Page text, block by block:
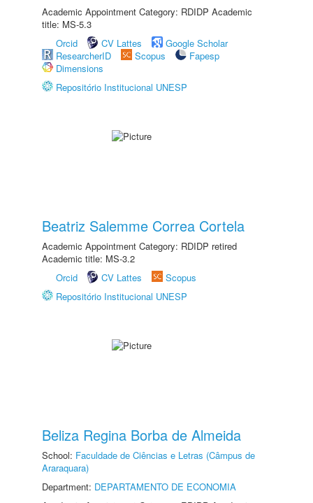
Academic Appointment Category: RDIDP Academic
title: MS-5.3
Orcid
CV Lattes
Google Scholar
ResearcherID
Scopus
Fapesp
Dimensions
Repositório Institucional UNESP
Beatriz Salemme Correa Cortela
Academic Appointment Category: RDIDP retired
Academic title: MS-3.2
Orcid
CV Lattes
Scopus
Repositório Institucional UNESP
Beliza Regina Borba de Almeida
School: Faculdade de Ciências e Letras (Câmpus de
Araraquara)
Department: DEPARTAMENTO DE ECONOMIA